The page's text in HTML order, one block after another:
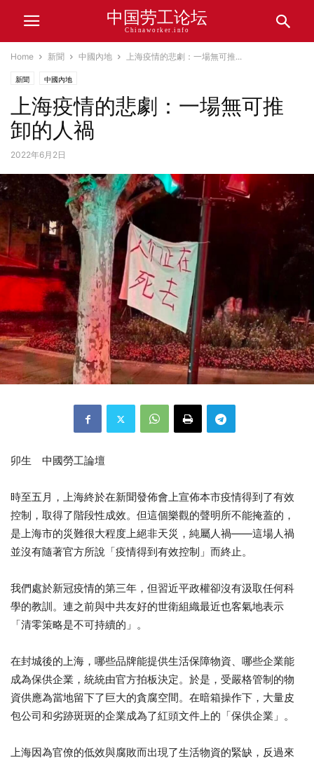
中国劳工论坛
Chinaworker.info
Home 新聞 中國內地 上海疫情的悲劇：一場無可推...
新聞 中國內地
上海疫情的悲劇：一場無可推
卸的人禍
2022年6月2日
卯生 中國勞工論壇
時至五月，上海終於在新聞發佈會上宣佈本市疫情得到了有效
控制，取得了階段性成效。但這個樂觀的聲明所不能掩蓋的，
是上海市的災難很大程度上絕非天災，純屬人禍——這場人禍
並沒有隨著官方所說「疫情得到有效控制」而終止。
我們處於新冠疫情的第三年，但習近平政權卻沒有汲取任何科
學的教訓。連之前與中共友好的世衛組織最近也客氣地表示
「清零策略是不可持續的」。
在封城後的上海，哪些品牌能提供生活保障物資、哪些企業能
成為保供企業，統統由官方拍板決定。於是，受嚴格管制的物
資供應為當地留下了巨大的貪腐空間。在暗箱操作下，大量皮
包公司和劣跡斑斑的企業成為了紅頭文件上的「保供企業」。
上海因為官僚的低效與腐敗而出現了生活物資的緊缺，反過來